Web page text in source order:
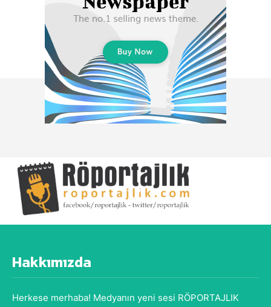
Hakkımızda
Herkese merhaba! Medyanın yeni sesi RÖPORTAJLIK